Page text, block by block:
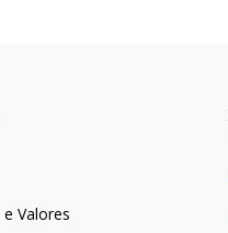
Valores